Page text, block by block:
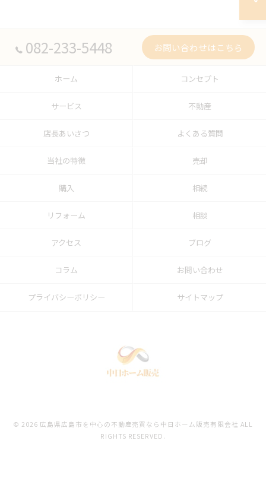
082-233-5448 お問い合わせはこちら
ホーム コンセプト
サービス 不動産
店長あいさつ よくある質問
当社の特徴 売却
購入 相続
リフォーム 相談
アクセス ブログ
コラム お問い合わせ
プライバシーポリシー サイトマップ
© 2026 広島県広島市を中心の不動産売買なら中日ホーム販売有限会社 ALL
RIGHTS RESERVED.